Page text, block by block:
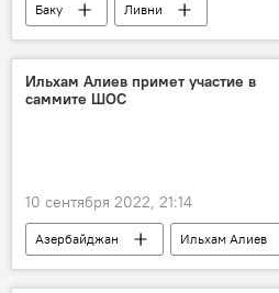
Баку
Ливни
Общественный транспорт
Ильхам Алиев примет участие в
саммите ШОС
10 сентября 2022, 21:14
Азербайджан Ильхам Алиев
саммит
участие